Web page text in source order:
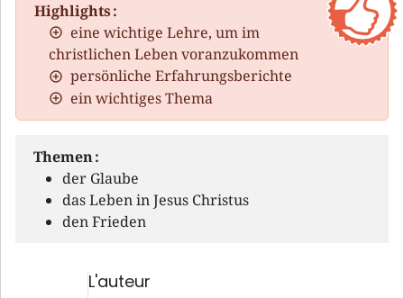
Highlights :
eine wichtige Lehre, um im
christlichen Leben voranzukommen
persönliche Erfahrungsberichte
ein wichtiges Thema
Themen :
der Glaube
das Leben in Jesus Christus
den Frieden
L'auteur